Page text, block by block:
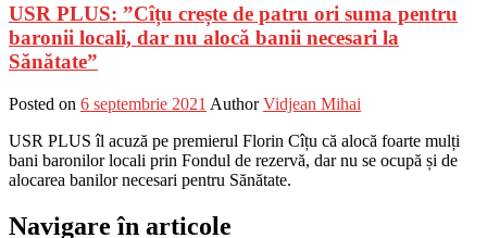
USR PLUS: ”Cîțu crește de patru ori suma pentru
baronii locali, dar nu alocă banii necesari la
Sănătate”
Posted on 6 septembrie 2021 Author Vidjean Mihai
USR PLUS îl acuză pe premierul Florin Cîțu că alocă foarte mulți
bani baronilor locali prin Fondul de rezervă, dar nu se ocupă și de
alocarea banilor necesari pentru Sănătate.
Navigare în articole